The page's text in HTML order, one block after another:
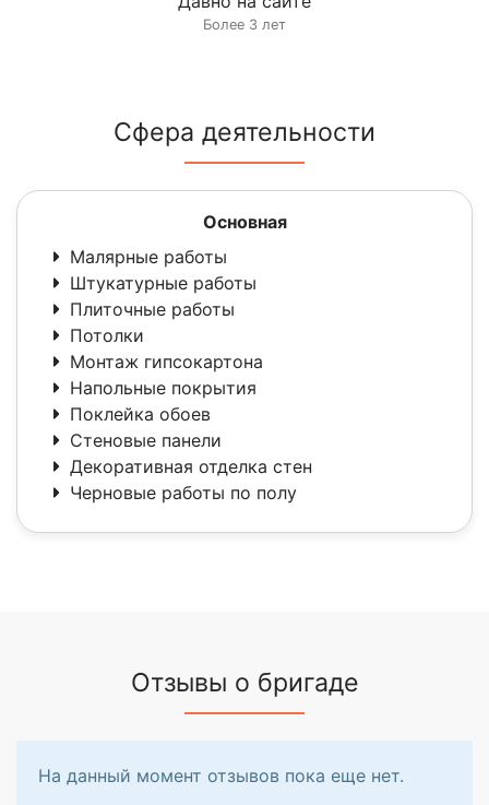
Более 3 лет
Сфера деятельности
Основная
Малярные работы
Штукатурные работы
Плиточные работы
Потолки
Монтаж гипсокартона
Напольные покрытия
Поклейка обоев
Стеновые панели
Декоративная отделка стен
Черновые работы по полу
Отзывы о бригаде
На данный момент отзывов пока еще нет.